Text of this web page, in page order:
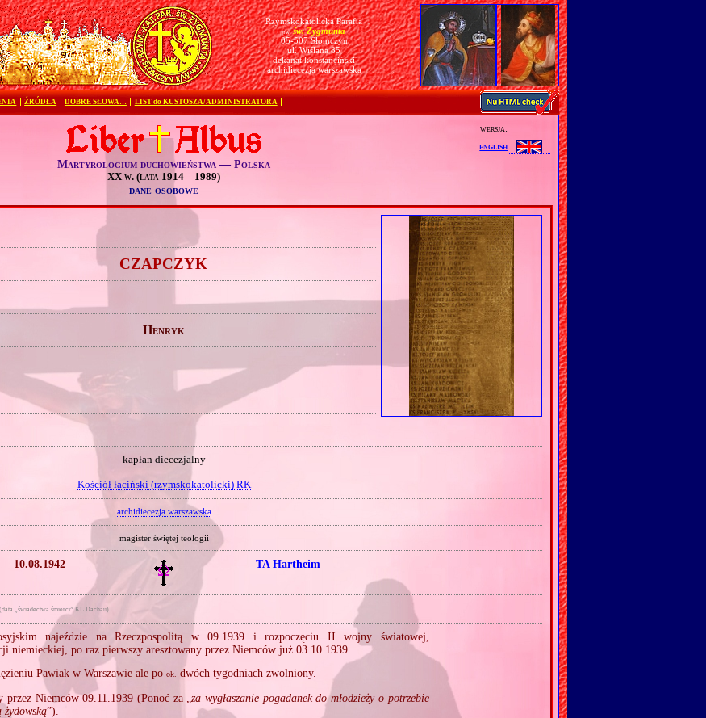
Rzymskokatolicka Parafia
pw.św. Zygmunta
05-507 Słomczyn
ul. Wiślana 85
dekanat konstanciński
archidiecezja warszawska
ŹRÓDŁA DOBRE SŁOWA… LIST do KUSTOSZA/ADMINISTRATORA
Martyrologium duchowieństwa — Polska
XX w. (lata 1914 – 1989)
dane osobowe
wersja:
english
CZAPCZYK
Henryk
kapłan diecezjalny
Kościół łaciński (rzymskokatolicki) RK
archidiecezja warszawska
magister świętej teologii
10.08.1942 TA Hartheim
(data „świadectwa śmierci” KL Dachau)
najeździe na Rzeczpospolitą w 09.1939 i rozpoczęciu II wojny światowej,
niemieckiej, po raz pierwszy aresztowany przez Niemców już 03.10.1939.
Pawiak w Warszawie ale pook. dwóch tygodniach zwolniony.
przez Niemców 09.11.1939 (Ponoć za „za wygłaszanie pogadanek do młodzieży o potrzebie
żydowską”).